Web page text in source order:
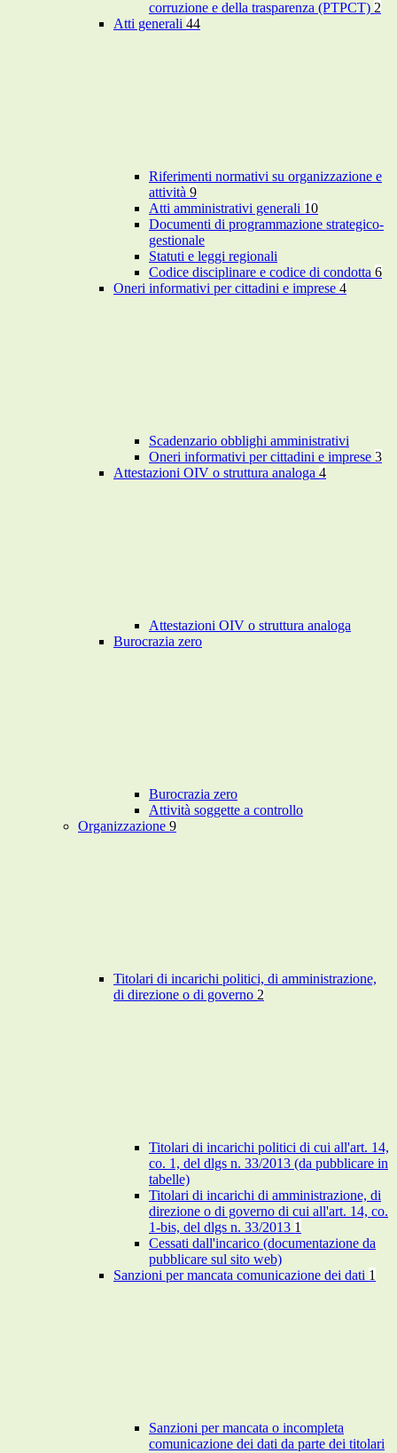
corruzione e della trasparenza (PTPCT) 2
Atti generali 44
Riferimenti normativi su organizzazione e
attività 9
Atti amministrativi generali 10
Documenti di programmazione strategico-
gestionale
Statuti e leggi regionali
Codice disciplinare e codice di condotta 6
Oneri informativi per cittadini e imprese 4
Scadenzario obblighi amministrativi
Oneri informativi per cittadini e imprese 3
Attestazioni OIV o struttura analoga 4
Attestazioni OIV o struttura analoga
Burocrazia zero
Burocrazia zero
Attività soggette a controllo
Organizzazione 9
Titolari di incarichi politici, di amministrazione,
di direzione o di governo 2
Titolari di incarichi politici di cui all'art. 14,
co. 1, del dlgs n. 33/2013 (da pubblicare in
tabelle)
Titolari di incarichi di amministrazione, di
direzione o di governo di cui all'art. 14, co.
1-bis, del dlgs n. 33/2013 1
Cessati dall'incarico (documentazione da
pubblicare sul sito web)
Sanzioni per mancata comunicazione dei dati 1
Sanzioni per mancata o incompleta
comunicazione dei dati da parte dei titolari